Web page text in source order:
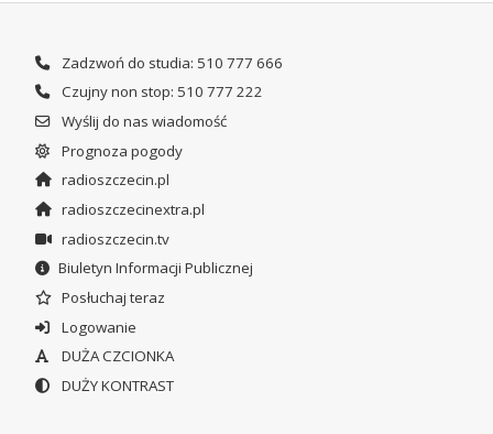
Zadzwoń do studia: 510 777 666
Czujny non stop: 510 777 222
Wyślij do nas wiadomość
Prognoza pogody
radioszczecin.pl
radioszczecinextra.pl
radioszczecin.tv
Biuletyn Informacji Publicznej
Posłuchaj teraz
Logowanie
DUŻA CZCIONKA
DUŻY KONTRAST